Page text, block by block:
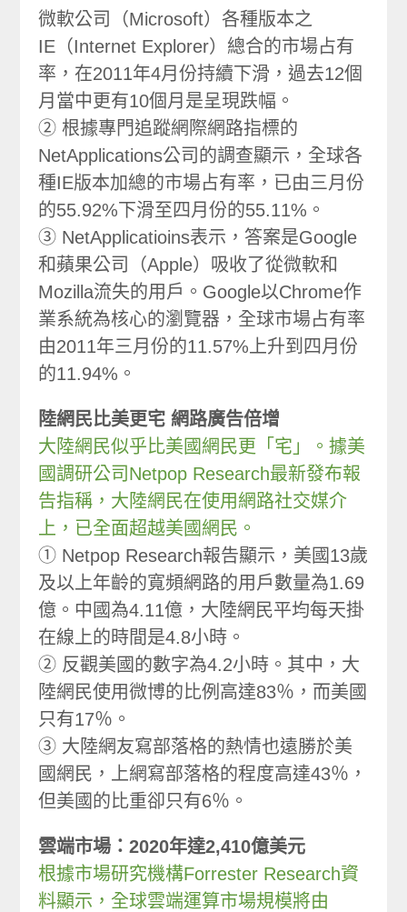
微軟公司（Microsoft）各種版本之
IE（Internet Explorer）總合的市場占有
率，在2011年4月份持續下滑，過去12個
月當中更有10個月是呈現跌幅。
② 根據專門追蹤網際網路指標的
NetApplications公司的調查顯示，全球各
種IE版本加總的市場占有率，已由三月份
的55.92%下滑至四月份的55.11%。
③ NetApplicatioins表示，答案是Google
和蘋果公司（Apple）吸收了從微軟和
Mozilla流失的用戶。Google以Chrome作
業系統為核心的瀏覽器，全球市場占有率
由2011年三月份的11.57%上升到四月份
的11.94%。
陸網民比美更宅 網路廣告倍增
大陸網民似乎比美國網民更「宅」。據美
國調研公司Netpop Research最新發布報
告指稱，大陸網民在使用網路社交媒介
上，已全面超越美國網民。
① Netpop Research報告顯示，美國13歲
及以上年齡的寬頻網路的用戶數量為1.69
億。中國為4.11億，大陸網民平均每天掛
在線上的時間是4.8小時。
② 反觀美國的數字為4.2小時。其中，大
陸網民使用微博的比例高達83％，而美國
只有17％。
③ 大陸網友寫部落格的熱情也遠勝於美
國網民，上網寫部落格的程度高達43％，
但美國的比重卻只有6％。
雲端市場：2020年達2,410億美元
根據市場研究機構Forrester Research資
料顯示，全球雲端運算市場規模將由